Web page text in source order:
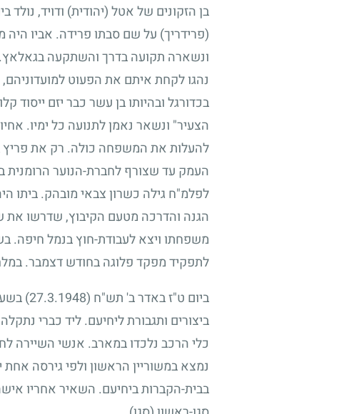
בן הזקונים של אטל (יהודית) ודויד, נולד
(פרידריך) על שם סבתו פרידה. אביו היה
ונשארה תקועה בדרך והשתקעה בגאלאץ.
נהגו לקחת איתם את הפעוט
בכדורגל ובהיותו בן עשר כבר יזם
הצעיר" ונשאר נאמן לתנועה כל ימיו.
להעלות את המשפחה כולה. רק את פריץ
העמק עד שצורף לחברת-הנוער
לפלמ"ח גילה כשרון צבאי מובהק. ביתו
הגנה והדרכה מטעם הקיבוץ, שדרשו את
משפחתו ויצא לעבודת-חוץ בנמל חיפה.
לתפקיד מפקד פלוגה בחודש דצמבר.
ביום ט"ז באדר ב' תש"ח (27.3.1948)
ביצורים ותגבורת ליחיעם. ליד כברי
כלי הרכב נלכדו במארב. אנשי השיירה
נמצא במשוריין הראשון ולפי גירסה
בבית-הקברות ביחיעם. השאיר אחריו